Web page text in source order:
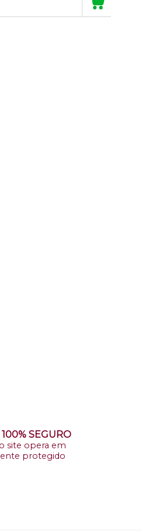
SEGURO
site opera em
protegido